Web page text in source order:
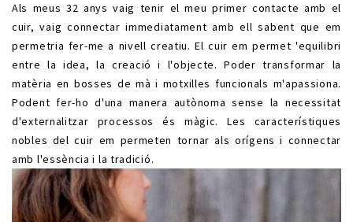
Als meus 32 anys vaig tenir el meu primer contacte amb el
cuir, vaig connectar immediatament amb ell sabent que em
permetria fer-me a nivell creatiu. El cuir em permet 'equilibri
entre la idea, la creació i l'objecte. Poder transformar la
matèria en bosses de mà i motxilles funcionals m'apassiona.
Podent fer-ho d'una manera autònoma sense la necessitat
d'externalitzar processos és màgic. Les característiques
nobles del cuir em permeten tornar als orígens i connectar
amb l'essència i la tradició.